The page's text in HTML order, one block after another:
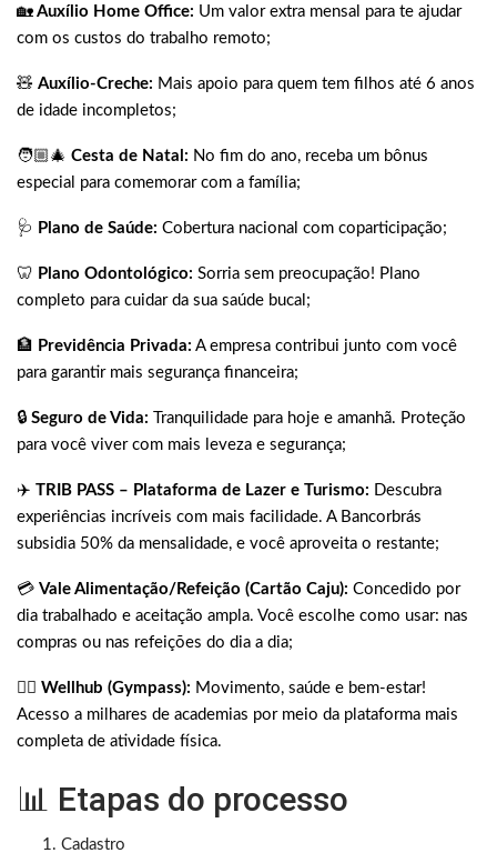
🏡 Auxílio Home Office: Um valor extra mensal para te ajudar
com os custos do trabalho remoto;
🧸 Auxílio-Creche: Mais apoio para quem tem filhos até 6 anos
de idade incompletos;
🧑🏼‍🎄 Cesta de Natal: No fim do ano, receba um bônus
especial para comemorar com a família;
🩺 Plano de Saúde: Cobertura nacional com coparticipação;
🦷 Plano Odontológico: Sorria sem preocupação! Plano
completo para cuidar da sua saúde bucal;
🏦 Previdência Privada: A empresa contribui junto com você
para garantir mais segurança financeira;
🔒 Seguro de Vida: Tranquilidade para hoje e amanhã. Proteção
para você viver com mais leveza e segurança;
✈️ TRIB PASS – Plataforma de Lazer e Turismo: Descubra
experiências incríveis com mais facilidade. A Bancorbrás
subsidia 50% da mensalidade, e você aproveita o restante;
💳 Vale Alimentação/Refeição (Cartão Caju): Concedido por
dia trabalhado e aceitação ampla. Você escolhe como usar: nas
compras ou nas refeições do dia a dia;
Wellhub (Gympass): Movimento, saúde e bem-estar!
Acesso a milhares de academias por meio da plataforma mais
completa de atividade física.
📊 Etapas do processo
Cadastro